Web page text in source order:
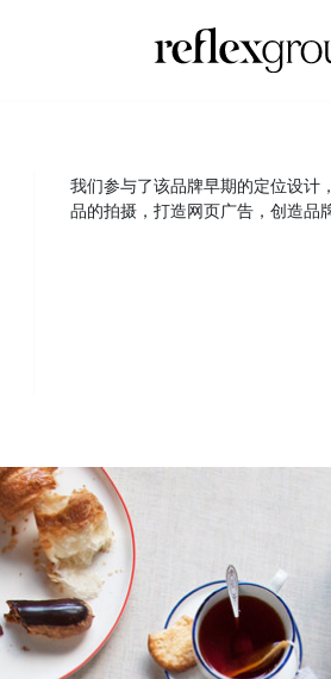
我们参与了该品牌早期的定位设计
品的拍摄，打造网页广告，创造品